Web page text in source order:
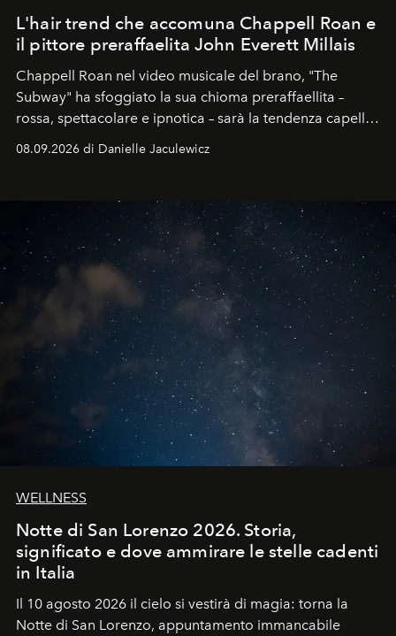
L'hair trend che accomuna Chappell Roan e
il pittore preraffaelita John Everett Millais
Chappell Roan nel video musicale del brano, "The
Subway" ha sfoggiato la sua chioma preraffaellita –
rossa, spettacolare e ipnotica – sarà la tendenza capelli
08.09.2026 di Danielle Jaculewicz
WELLNESS
Notte di San Lorenzo 2026. Storia,
significato e dove ammirare le stelle cadenti
in Italia
Il 10 agosto 2026 il cielo si vestirà di magia: torna la
Notte di San Lorenzo, appuntamento immancabile